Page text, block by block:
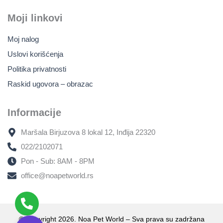
Moji linkovi
Moj nalog
Uslovi korišćenja
Politika privatnosti
Raskid ugovora – obrazac
Informacije
Maršala Birjuzova 8 lokal 12, Inđija 22320
022/2102071
Pon - Sub: 8AM - 8PM
office@noapetworld.rs
© Copyright 2026. Noa Pet World – Sva prava su zadržana